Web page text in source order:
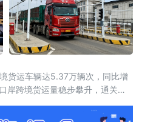
货运车辆达5.37万辆次，同比增
岸跨境货运量稳步攀升，通关车